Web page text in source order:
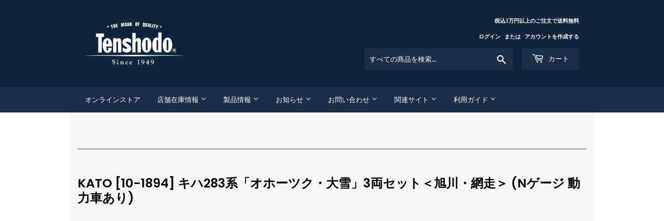
税込3万円以上のご注文で送料無料
ログイン または アカウントを作成する
カート
オンラインストア 店舗在庫情報 製品情報 お知らせ お問い合わせ 関連サイト 利用ガイド
KATO [10-1894] キハ283系「オホーツク・大雪」3両セット＜旭川・網走＞ (Nゲージ 動
力車あり)